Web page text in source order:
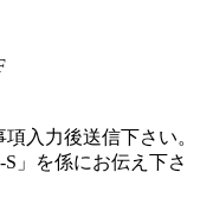
入力後送信下さい。
」を係にお伝え下さ